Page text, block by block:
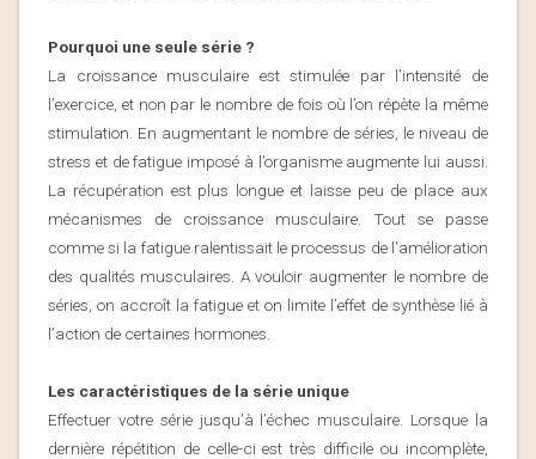
Pourquoi une seule série ?
La croissance musculaire est stimulée par l’intensité de
l’exercice, et non par le nombre de fois où l’on répète la même
stimulation. En augmentant le nombre de séries, le niveau de
stress et de fatigue imposé à l’organisme augmente lui aussi.
La récupération est plus longue et laisse peu de place aux
mécanismes de croissance musculaire. Tout se passe
comme si la fatigue ralentissait le processus de l’amélioration
des qualités musculaires. A vouloir augmenter le nombre de
séries, on accroît la fatigue et on limite l’effet de synthèse lié à
l’action de certaines hormones.
Les caractéristiques de la série unique
Effectuer votre série jusqu’à l’échec musculaire. Lorsque la
dernière répétition de celle-ci est très difficile ou incomplète,